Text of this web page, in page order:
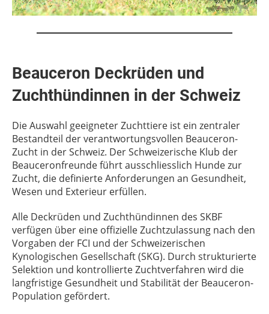
Beauceron Deckrüden und
Zuchthündinnen in der Schweiz
Die Auswahl geeigneter Zuchttiere ist ein zentraler
Bestandteil der verantwortungsvollen Beauceron-
Zucht in der Schweiz. Der Schweizerische Klub der
Beauceronfreunde führt ausschliesslich Hunde zur
Zucht, die definierte Anforderungen an Gesundheit,
Wesen und Exterieur erfüllen.
Alle Deckrüden und Zuchthündinnen des SKBF
verfügen über eine offizielle Zuchtzulassung nach den
Vorgaben der FCI und der Schweizerischen
Kynologischen Gesellschaft (SKG). Durch strukturierte
Selektion und kontrollierte Zuchtverfahren wird die
langfristige Gesundheit und Stabilität der Beauceron-
Population gefördert.